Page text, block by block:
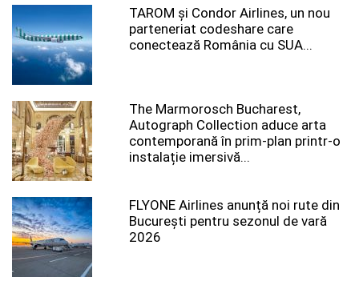
TAROM şi Condor Airlines, un nou
parteneriat codeshare care
conectează România cu SUA...
The Marmorosch Bucharest,
Autograph Collection aduce arta
contemporană în prim-plan printr-o
instalație imersivă...
FLYONE Airlines anunță noi rute din
București pentru sezonul de vară
2026